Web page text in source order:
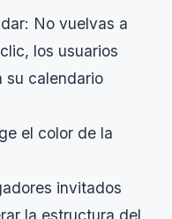
No vuelvas a
los usuarios
su calendario
el color de la
invitados
la estructura del